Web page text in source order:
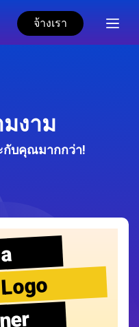
จ้างเรา
งาม
กับคุณมากกว่า!